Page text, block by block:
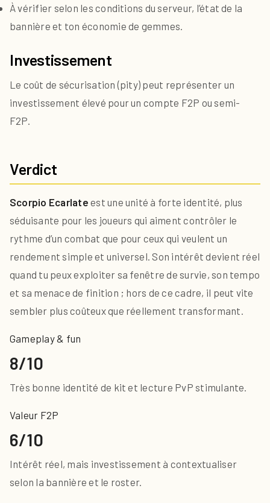
À vérifier selon les conditions du serveur, l’état de la
bannière et ton économie de gemmes.
Investissement
Le coût de sécurisation (pity) peut représenter un
investissement élevé pour un compte F2P ou semi-
F2P.
Verdict
Scorpio Ecarlate est une unité à forte identité, plus
séduisante pour les joueurs qui aiment contrôler le
rythme d’un combat que pour ceux qui veulent un
rendement simple et universel. Son intérêt devient réel
quand tu peux exploiter sa fenêtre de survie, son tempo
et sa menace de finition ; hors de ce cadre, il peut vite
sembler plus coûteux que réellement transformant.
Gameplay & fun
8/10
Très bonne identité de kit et lecture PvP stimulante.
Valeur F2P
6/10
Intérêt réel, mais investissement à contextualiser
selon la bannière et le roster.